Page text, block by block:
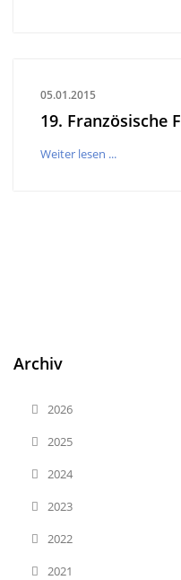
05.01.2015
19. Französische
Weiter lesen ...
Archiv
2026
2025
2024
2023
2022
2021